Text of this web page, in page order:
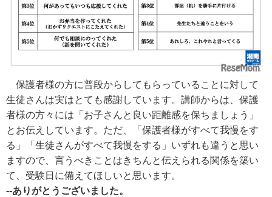
保護者様の方に普段からしてもらっていることに対して
生徒さんは実はとても感謝しています。講師からは、保護
者様の方々には「お子さんと良い距離感を保ちましょう」
とお伝えしています。ただ、「保護者様がすべて我慢をす
る」「生徒さんがすべて我慢をする」いずれも違うと思い
ますので、言うべきことはきちんと伝えられる関係を築い
て、受験日に備えてほしいと思います。
--ありがとうございました。